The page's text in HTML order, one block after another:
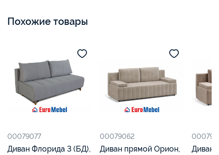
Похожие товары
00079077
Диван Флорида 3 (БД),
00079062
Диван прямой Орион,
Диван